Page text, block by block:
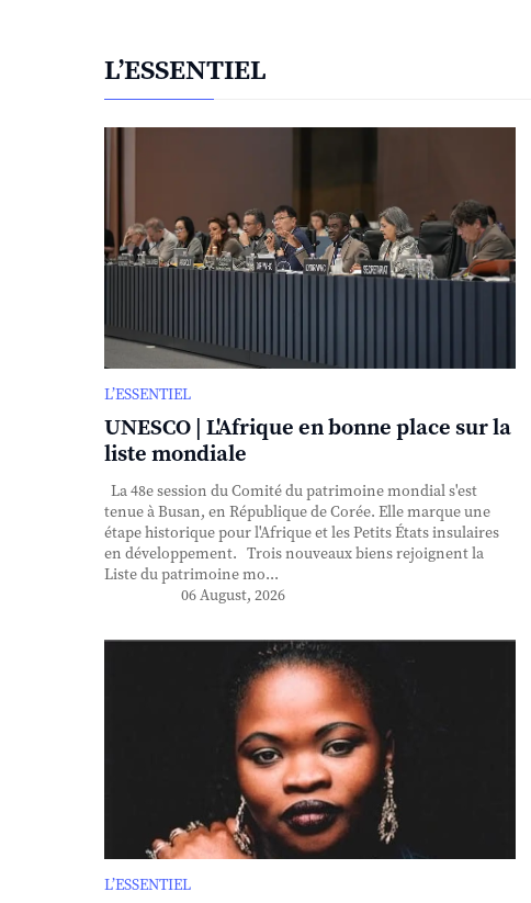
L’ESSENTIEL
L’ESSENTIEL
UNESCO | L'Afrique en bonne place sur la
liste mondiale
La 48e session du Comité du patrimoine mondial s'est
tenue à Busan, en République de Corée. Elle marque une
étape historique pour l'Afrique et les Petits États insulaires
en développement. Trois nouveaux biens rejoignent la
Liste du patrimoine mo...
06 August, 2026
L’ESSENTIEL